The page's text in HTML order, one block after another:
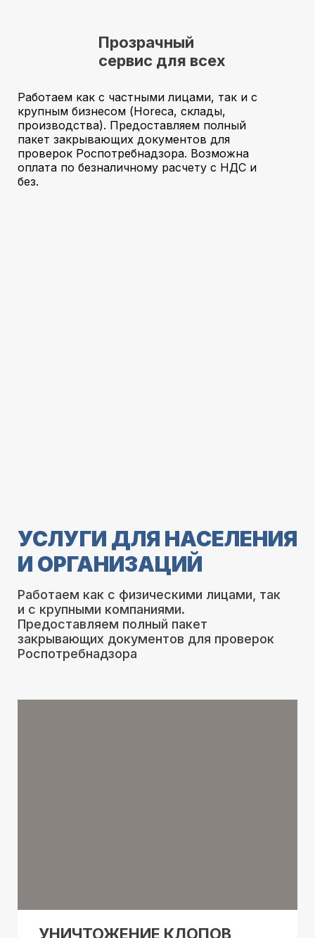
Прозрачный
сервис для всех
Работаем как с частными лицами, так и с
крупным бизнесом (Horeca, склады,
производства). Предоставляем полный
пакет закрывающих документов для
проверок Роспотребнадзора. Возможна
оплата по безналичному расчету с НДС и
без.
УСЛУГИ ДЛЯ НАСЕЛЕНИЯ
И ОРГАНИЗАЦИЙ
Работаем как с физическими лицами, так
и с крупными компаниями.
Предоставляем полный пакет
закрывающих документов для проверок
Роспотребнадзора
УНИЧТОЖЕНИЕ КЛОПОВ